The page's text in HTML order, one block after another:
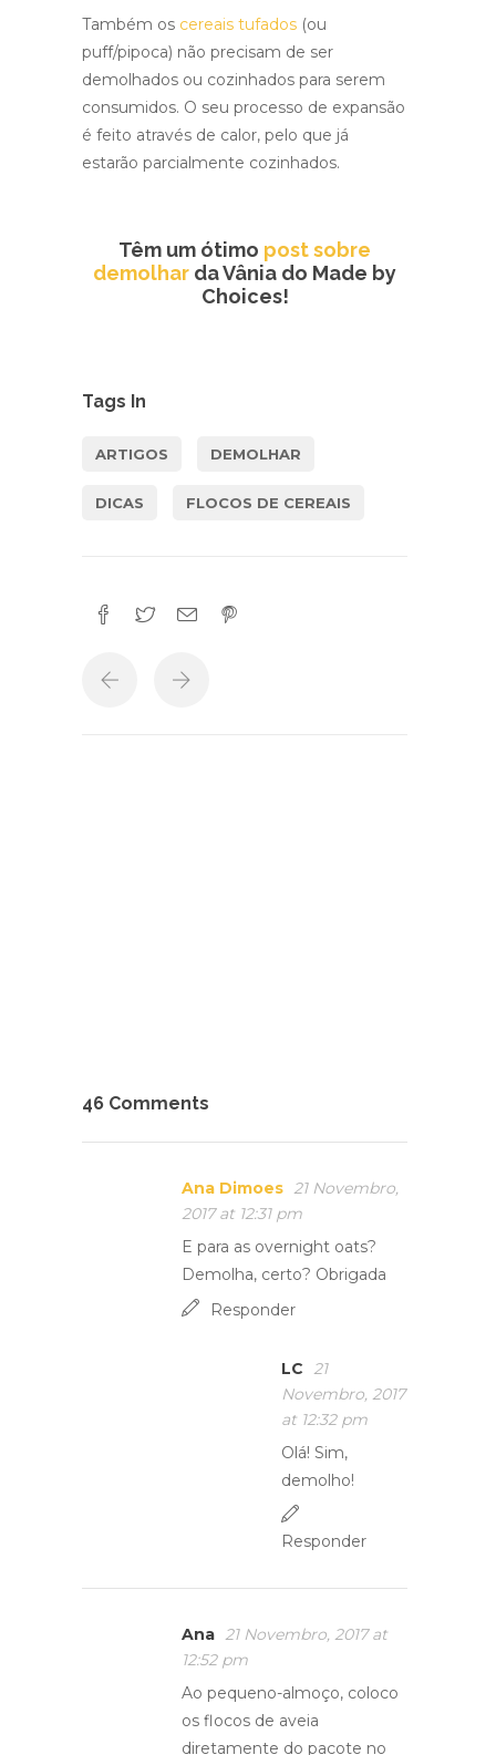
Também os cereais tufados (ou
puff/pipoca) não precisam de ser
demolhados ou cozinhados para serem
consumidos. O seu processo de expansão
é feito através de calor, pelo que já
estarão parcialmente cozinhados.
Têm um ótimo post sobre
demolhar da Vânia do Made by
Choices!
Tags In
ARTIGOS DEMOLHAR
DICAS FLOCOS DE CEREAIS
46 Comments
Ana Dimoes 21 Novembro,
2017 at 12:31 pm
E para as overnight oats?
Demolha, certo? Obrigada
Responder
LC
21
Novembro, 2017
at 12:32 pm
Olá! Sim,
demolho!
Responder
Ana 21 Novembro, 2017 at
12:52 pm
Ao pequeno-almoço, coloco
os flocos de aveia
diretamente do pacote no